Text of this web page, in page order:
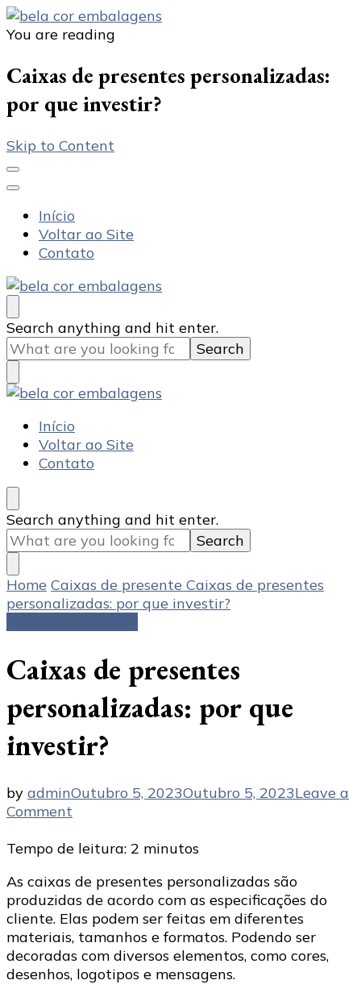
Bela Cor Embalagens
You are reading
Caixas de presentes personalizadas:
por que investir?
Skip to Content
Início
Voltar ao Site
Contato
Bela Cor Embalagens
Blog
Looking
for
Something?
Search anything and hit enter.
Bela Cor Embalagens
Blog
Início
Voltar ao Site
Contato
Looking
for
Something?
Search anything and hit enter.
Home Caixas de presente Caixas de presentes
personalizadas: por que investir?
Caixas de presentes
personalizadas: por que
investir?
by adminOutubro 5, 2023Outubro 5, 2023Leave a
Comment
de
personalizadas:
por
que
investir?
Tempo de leitura: 2 minutos
As caixas de presentes personalizadas são
produzidas de acordo com as especificações do
cliente. Elas podem ser feitas em diferentes
materiais, tamanhos e formatos. Podendo ser
decoradas com diversos elementos, como cores,
desenhos, logotipos e mensagens.